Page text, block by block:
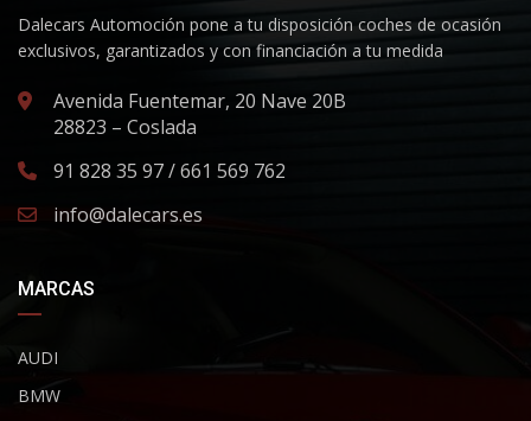
Dalecars Automoción pone a tu disposición coches de ocasión
exclusivos, garantizados y con financiación a tu medida
Avenida Fuentemar, 20 Nave 20B
28823 – Coslada
91 828 35 97 / 661 569 762
info@dalecars.es
MARCAS
AUDI
BMW